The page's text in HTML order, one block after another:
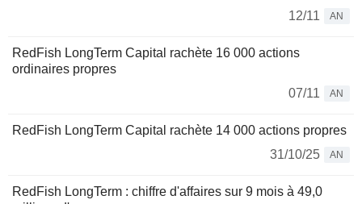
12/11
AN
RedFish LongTerm Capital rachète 16 000 actions
ordinaires propres
07/11
AN
RedFish LongTerm Capital rachète 14 000 actions propres
31/10/25
AN
RedFish LongTerm : chiffre d'affaires sur 9 mois à 49,0